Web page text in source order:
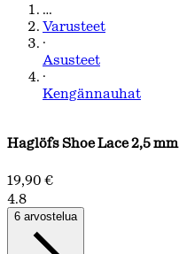
…
Varusteet
·
Asusteet
·
Kengännauhat
Haglöfs Shoe Lace 2,5 mm
19,90 €
4.8
6 arvostelua